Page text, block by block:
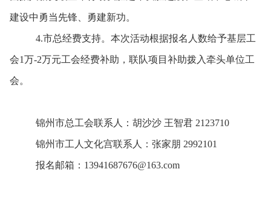
建设中勇当先锋、勇建新功。
4.市总经费支持。本次活动根据报名人数给予基层工
会1万-2万元工会经费补助，联队项目补助拨入牵头单位工
会。
锦州市总工会联系人：胡沙沙 王智君2123710
锦州市工人文化宫联系人：张家朋 2992101
报名邮箱： 13941687676@163.com